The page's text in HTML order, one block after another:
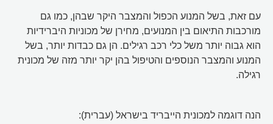
עם זאת, בשל המנוע הכפול והמצבר היקר שבהן, כמו גם
מורכבות התיאום בין המנועים, מחירן של מכוניות היברידיות
הוא גבוה יותר משל כלי רכב רגילים. הן גם כבדות יותר, בשל
המנוע והמצבר הנוספים והטיפול בהן יקר יותר מזה של מכונית
רגילה.
הנה דוגמה למכונית הייבריד בישראל (עברית):